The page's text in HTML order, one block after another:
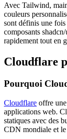
Avec Tailwind,
couleurs
sont définis une
composants
rapidement tout en
Cloudflare
Pourquoi
Cloudflare offre
applications web.
statiques avec des
CDN mondiale et